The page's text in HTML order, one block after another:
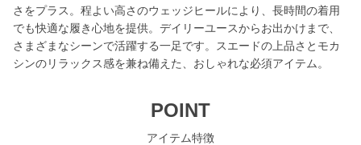
さをプラス。程よい高さのウェッジヒールにより、長時間の着用
でも快適な履き心地を提供。デイリーユースからお出かけまで、
さまざまなシーンで活躍する一足です。スエードの上品さとモカ
シンのリラックス感を兼ね備えた、おしゃれな必須アイテム。
POINT
アイテム特徴